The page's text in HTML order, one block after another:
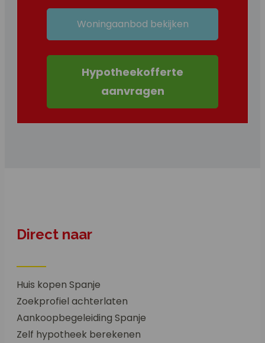
Woningaanbod bekijken
Hypotheekofferte
aanvragen
Direct naar
Huis kopen Spanje
Zoekprofiel achterlaten
Aankoopbegeleiding Spanje
Zelf hypotheek berekenen